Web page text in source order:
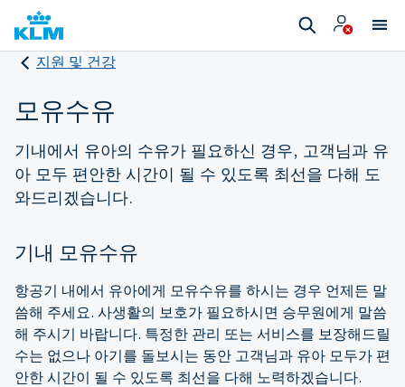
지원 및 건강
모유수유
기내에서 유아의 수유가 필요하신 경우, 고객님과 유
아 모두 편안한 시간이 될 수 있도록 최선을 다해 도
와드리겠습니다.
기내 모유수유
항공기 내에서 유아에게 모유수유를 하시는 경우 언제든 말
씀해 주세요. 사생활의 보호가 필요하시면 승무원에게 말씀
해 주시기 바랍니다. 특정한 관리 또는 서비스를 보장해드릴
수는 없으나 아기를 돌보시는 동안 고객님과 유아 모두가 편
안한 시간이 될 수 있도록 최선을 다해 노력하겠습니다.